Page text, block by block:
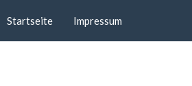
Startseite Impressum